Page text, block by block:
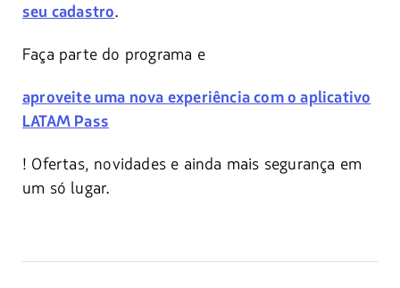
seu cadastro.
Faça parte do programa e
aproveite uma nova experiência com o aplicativo
LATAM Pass
! Ofertas, novidades e ainda mais segurança em
um só lugar.